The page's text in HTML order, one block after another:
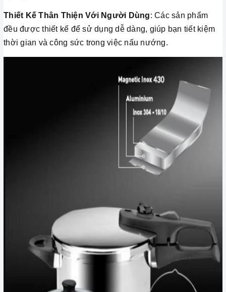
Thiết Kế Thân Thiện Với Người Dùng: Các sản phẩm
đều được thiết kế để sử dụng dễ dàng, giúp bạn tiết kiệm
thời gian và công sức trong việc nấu nướng.